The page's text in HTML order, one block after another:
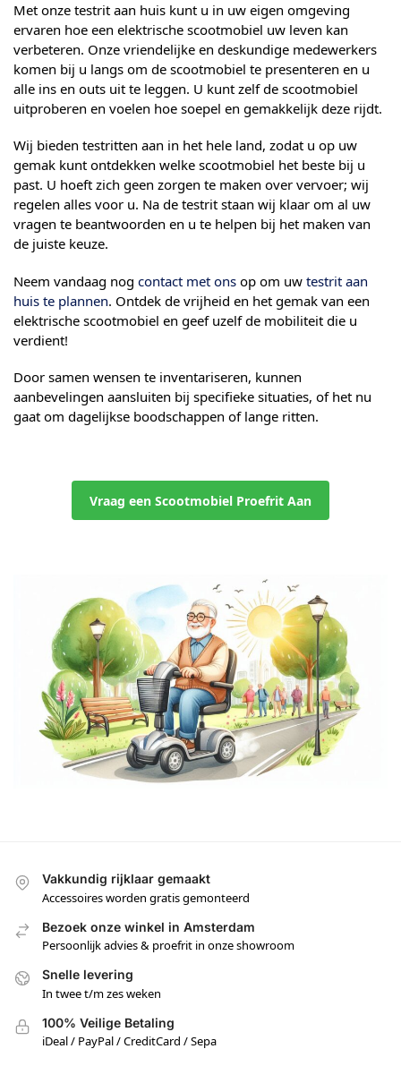
Met onze testrit aan huis kunt u in uw eigen omgeving
ervaren hoe een elektrische scootmobiel uw leven kan
verbeteren. Onze vriendelijke en deskundige medewerkers
komen bij u langs om de scootmobiel te presenteren en u
alle ins en outs uit te leggen. U kunt zelf de scootmobiel
uitproberen en voelen hoe soepel en gemakkelijk deze rijdt.
Wij bieden testritten aan in het hele land, zodat u op uw
gemak kunt ontdekken welke scootmobiel het beste bij u
past. U hoeft zich geen zorgen te maken over vervoer; wij
regelen alles voor u. Na de testrit staan wij klaar om al uw
vragen te beantwoorden en u te helpen bij het maken van
de juiste keuze.
Neem vandaag nog contact met ons op om uw testrit aan
huis te plannen. Ontdek de vrijheid en het gemak van een
elektrische scootmobiel en geef uzelf de mobiliteit die u
verdient!
Door samen wensen te inventariseren, kunnen
aanbevelingen aansluiten bij specifieke situaties, of het nu
gaat om dagelijkse boodschappen of lange ritten.
Vraag een Scootmobiel Proefrit Aan
Vakkundig rijklaar gemaakt
Accessoires worden gratis gemonteerd
Bezoek onze winkel in Amsterdam
Persoonlijk advies & proefrit in onze showroom
Snelle levering
In twee t/m zes weken
100% Veilige Betaling
iDeal / PayPal / CreditCard / Sepa